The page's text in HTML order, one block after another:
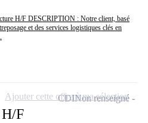
H/F DESCRIPTION : Notre client, basé
et des services logistiques clés en
F
CDINon renseigné
Ajouter cette offre à ma sélection